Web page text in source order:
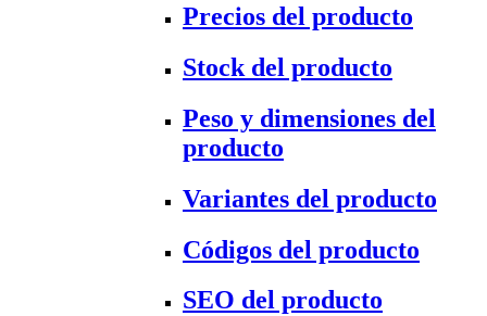
Precios del producto
Stock del producto
Peso y dimensiones del
producto
Variantes del producto
Códigos del producto
SEO del producto